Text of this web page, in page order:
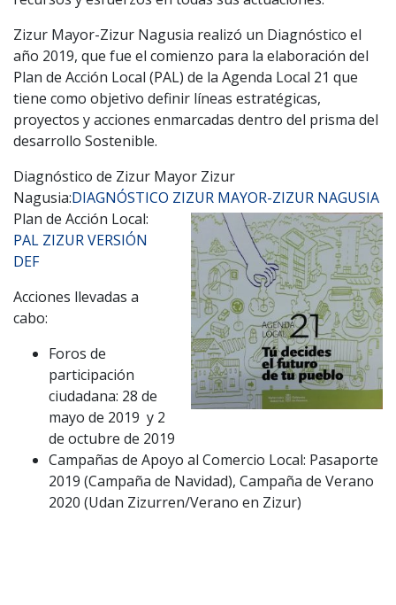
Zizur Mayor-Zizur Nagusia realizó un Diagnóstico el
año 2019, que fue el comienzo para la elaboración del
Plan de Acción Local (PAL) de la Agenda Local 21 que
tiene como objetivo definir líneas estratégicas,
proyectos y acciones enmarcadas dentro del prisma del
desarrollo Sostenible.
Diagnóstico de Zizur Mayor Zizur
Nagusia:DIAGNÓSTICO ZIZUR MAYOR-ZIZUR NAGUSIA
Plan de Acción Local:
PAL ZIZUR VERSIÓN
DEF
Acciones llevadas a
cabo:
Foros de
participación
ciudadana: 28 de
mayo de 2019 y 2
de octubre de 2019
Campañas de Apoyo al Comercio Local: Pasaporte
2019 (Campaña de Navidad), Campaña de Verano
2020 (Udan Zizurren/Verano en Zizur)